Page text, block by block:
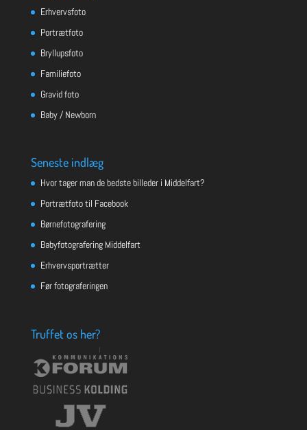
Erhvervsfoto
Portrætfoto
Bryllupsfoto
Familiefoto
Gravid foto
Baby / Newborn
Seneste indlæg
Hvor tager man de bedste billeder i Middelfart?
Portrætfoto til Facebook
Børnefotografering
Babyfotografering Middelfart
Erhvervsportrætter
Før fotograferingen
Truffet os her?